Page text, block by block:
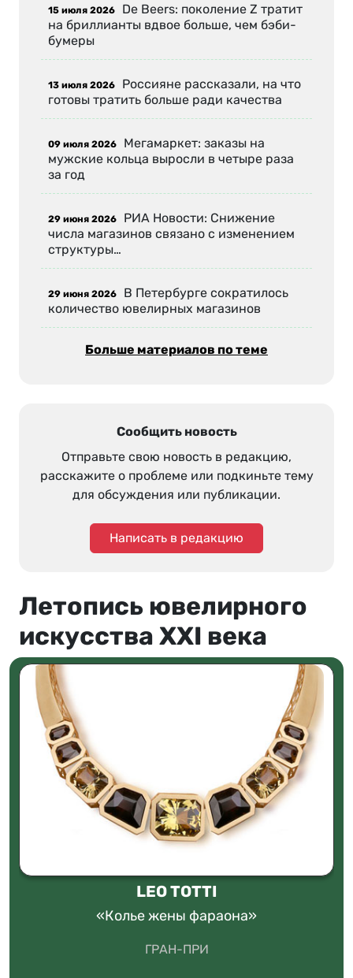
15 июля 2026 De Beers: поколение Z тратит
на бриллианты вдвое больше, чем бэби-
бумеры
13 июля 2026 Россияне рассказали, на что
готовы тратить больше ради качества
09 июля 2026 Мегамаркет: заказы на
мужские кольца выросли в четыре раза
за год
29 июня 2026 РИА Новости: Снижение
числа магазинов связано с изменением
структуры…
29 июня 2026 В Петербурге сократилось
количество ювелирных магазинов
Больше материалов по теме
Сообщить новость
Отправьте свою новость в редакцию,
расскажите о проблеме или подкиньте тему
для обсуждения или публикации.
Написать в редакцию
Летопись ювелирного
искусства XXI века
LEO TOTTI
«Колье жены фараона»
ГРАН-ПРИ